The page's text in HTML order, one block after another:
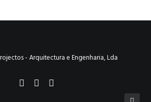
- Arquitectura e Engenharia, Lda